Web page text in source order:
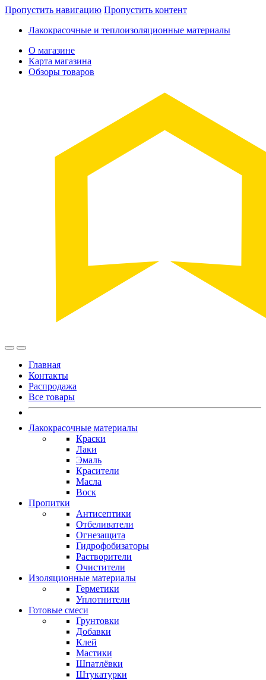
Пропустить навигацию Пропустить контент
Лакокрасочные и теплоизоляционные материалы
О магазине
Карта магазина
Обзоры товаров
Главная
Контакты
Распродажа
Все товары
Лакокрасочные материалы
Краски
Лаки
Эмаль
Красители
Масла
Воск
Пропитки
Антисептики
Отбеливатели
Огнезащита
Гидрофобизаторы
Растворители
Очистители
Изоляционные материалы
Герметики
Уплотнители
Готовые смеси
Грунтовки
Добавки
Клей
Мастики
Шпатлёвки
Штукатурки